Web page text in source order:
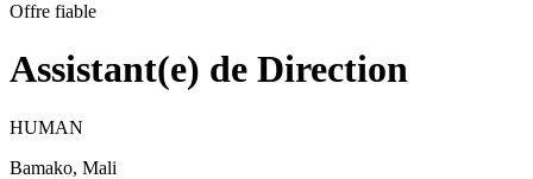
Offre fiable
Assistant(e) de Direction
HUMAN
Bamako, Mali